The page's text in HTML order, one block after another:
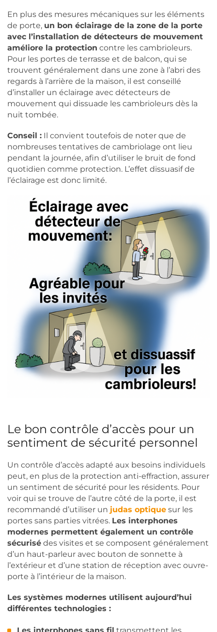
En plus des mesures mécaniques sur les éléments
de porte, un bon éclairage de la zone de la porte
avec l’installation de détecteurs de mouvement
améliore la protection contre les cambrioleurs.
Pour les portes de terrasse et de balcon, qui se
trouvent généralement dans une zone à l’abri des
regards à l’arrière de la maison, il est conseillé
d’installer un éclairage avec détecteurs de
mouvement qui dissuade les cambrioleurs dès la
nuit tombée.
Conseil : Il convient toutefois de noter que de
nombreuses tentatives de cambriolage ont lieu
pendant la journée, afin d’utiliser le bruit de fond
quotidien comme protection. L’effet dissuasif de
l’éclairage est donc limité.
Le bon contrôle d’accès pour un
sentiment de sécurité personnel
Un contrôle d’accès adapté aux besoins individuels
peut, en plus de la protection anti-effraction, assurer
un sentiment de sécurité pour les résidents. Pour
voir qui se trouve de l’autre côté de la porte, il est
recommandé d’utiliser un judas optique sur les
portes sans parties vitrées. Les interphones
modernes permettent également un contrôle
sécurisé des visites et se composent généralement
d’un haut-parleur avec bouton de sonnette à
l’extérieur et d’une station de réception avec ouvre-
porte à l’intérieur de la maison.
Les systèmes modernes utilisent aujourd’hui
différentes technologies :